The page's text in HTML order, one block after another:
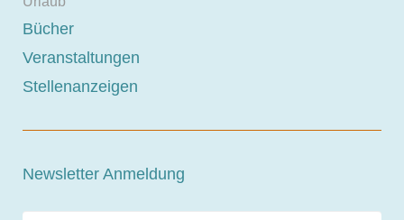
Bücher
Veranstaltungen
Stellenanzeigen
Newsletter Anmeldung